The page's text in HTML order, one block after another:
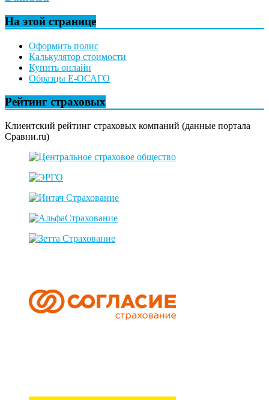
На этой странице
Оформить полис
Калькулятор стоимости
Купить онлайн
Образцы Е-ОСАГО
Рейтинг страховых
Клиентский рейтинг страховых компаний (данные портала
Сравни.ru)